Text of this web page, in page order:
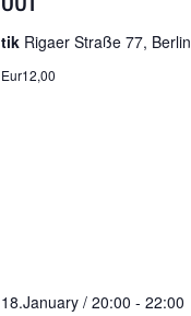
tik Rigaer Straße 77, Berlin
Eur12,00
18.January / 20:00 - 22:00